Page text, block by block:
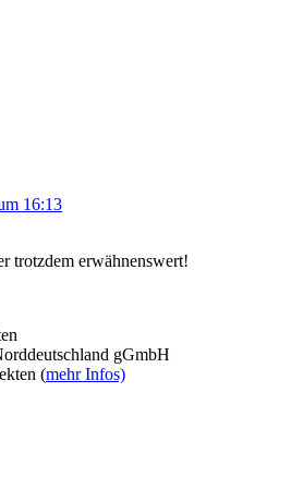
16:13
trotzdem erwähnenswert!
gGmbH
(mehr Infos)